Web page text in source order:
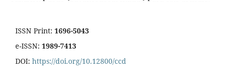
ISSN Print: 1696-5043
e-ISSN: 1989-7413
DOI: https://doi.org/10.12800/ccd